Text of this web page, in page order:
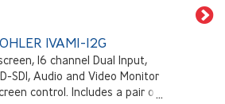
IVAM1-12G
16 channel Dual Input,
SDI, Audio and Video Monitor
control. Includes a pair of